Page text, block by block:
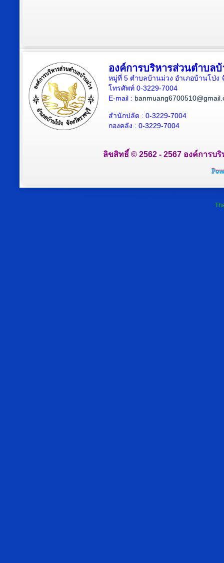
องค์การบริหารส่วนตำบล
หมู่ที่ 5 ตำบลบ้านม่วง อำเภอบ้านโป่ง
โทรศัพท์ 0-3229-7004
E-mail :
สำนักปลัด : 0-3229-7004
กองคลัง : 0-3229-7004
ลิขสิทธิ์ © 2562 - 2567 องค์การบ